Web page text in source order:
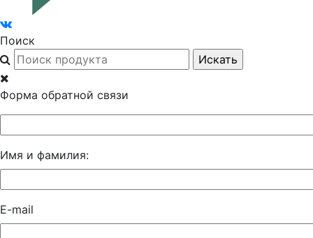
Поиск
Форма обратной связи
Имя и фамилия:
E-mail